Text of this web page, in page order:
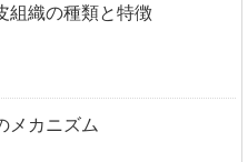
組織の種類と特徴
メカニズム